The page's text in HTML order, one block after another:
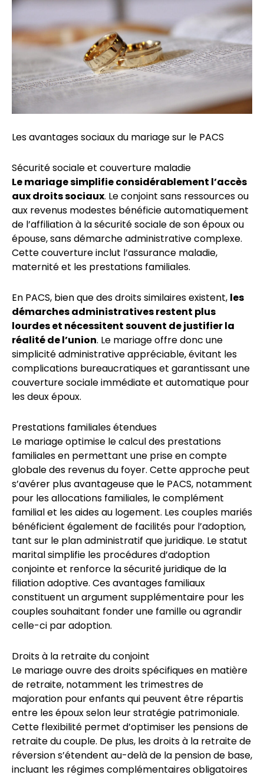
Les avantages sociaux du mariage sur le PACS
Sécurité sociale et couverture maladie
Le mariage simplifie considérablement l’accès
aux droits sociaux. Le conjoint sans ressources ou
aux revenus modestes bénéficie automatiquement
de l’affiliation à la sécurité sociale de son époux ou
épouse, sans démarche administrative complexe.
Cette couverture inclut l’assurance maladie,
maternité et les prestations familiales.
En PACS, bien que des droits similaires existent, les
démarches administratives restent plus
lourdes et nécessitent souvent de justifier la
réalité de l’union. Le mariage offre donc une
simplicité administrative appréciable, évitant les
complications bureaucratiques et garantissant une
couverture sociale immédiate et automatique pour
les deux époux.
Prestations familiales étendues
Le mariage optimise le calcul des prestations
familiales en permettant une prise en compte
globale des revenus du foyer. Cette approche peut
s’avérer plus avantageuse que le PACS, notamment
pour les allocations familiales, le complément
familial et les aides au logement. Les couples mariés
bénéficient également de facilités pour l’adoption,
tant sur le plan administratif que juridique. Le statut
marital simplifie les procédures d’adoption
conjointe et renforce la sécurité juridique de la
filiation adoptive. Ces avantages familiaux
constituent un argument supplémentaire pour les
couples souhaitant fonder une famille ou agrandir
celle-ci par adoption.
Droits à la retraite du conjoint
Le mariage ouvre des droits spécifiques en matière
de retraite, notamment les trimestres de
majoration pour enfants qui peuvent être répartis
entre les époux selon leur stratégie patrimoniale.
Cette flexibilité permet d’optimiser les pensions de
retraite du couple. De plus, les droits à la retraite de
réversion s’étendent au-delà de la pension de base,
incluant les régimes complémentaires obligatoires